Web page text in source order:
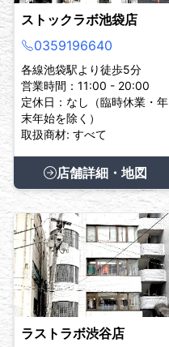
ストックラボ池袋店
0359196640
各線池袋駅より徒歩5分
営業時間：11:00 - 20:00
定休日：なし（臨時休業・年
末年始を除く）
取扱商材: すべて
店舗詳細・地図
ラストラボ渋谷店